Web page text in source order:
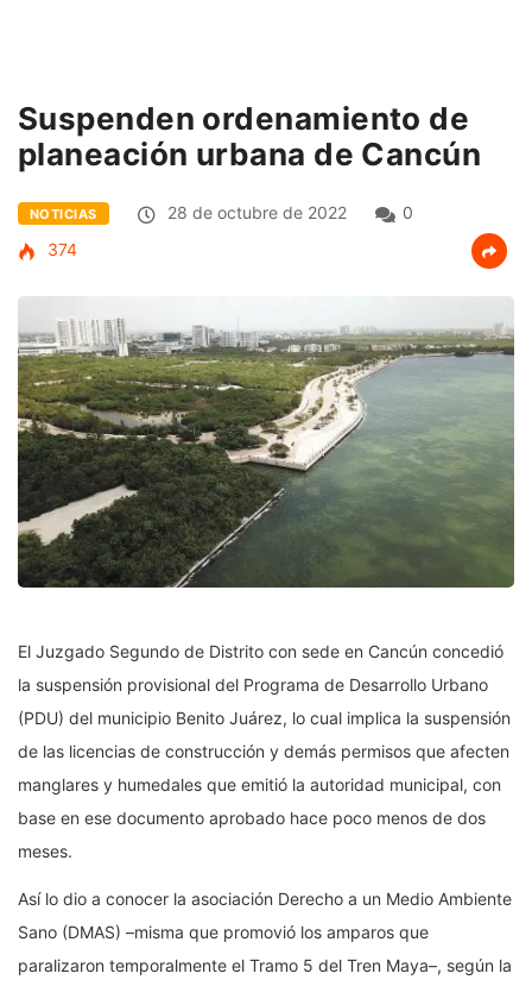
Suspenden ordenamiento de
planeación urbana de Cancún
NOTICIAS 28 de octubre de 2022
0
374
El Juzgado Segundo de Distrito con sede en Cancún concedió
la suspensión provisional del Programa de Desarrollo Urbano
(PDU) del municipio Benito Juárez, lo cual implica la suspensión
de las licencias de construcción y demás permisos que afecten
manglares y humedales que emitió la autoridad municipal, con
base en ese documento aprobado hace poco menos de dos
meses.
Así lo dio a conocer la asociación Derecho a un Medio Ambiente
Sano (DMAS) –misma que promovió los amparos que
paralizaron temporalmente el Tramo 5 del Tren Maya–, según la